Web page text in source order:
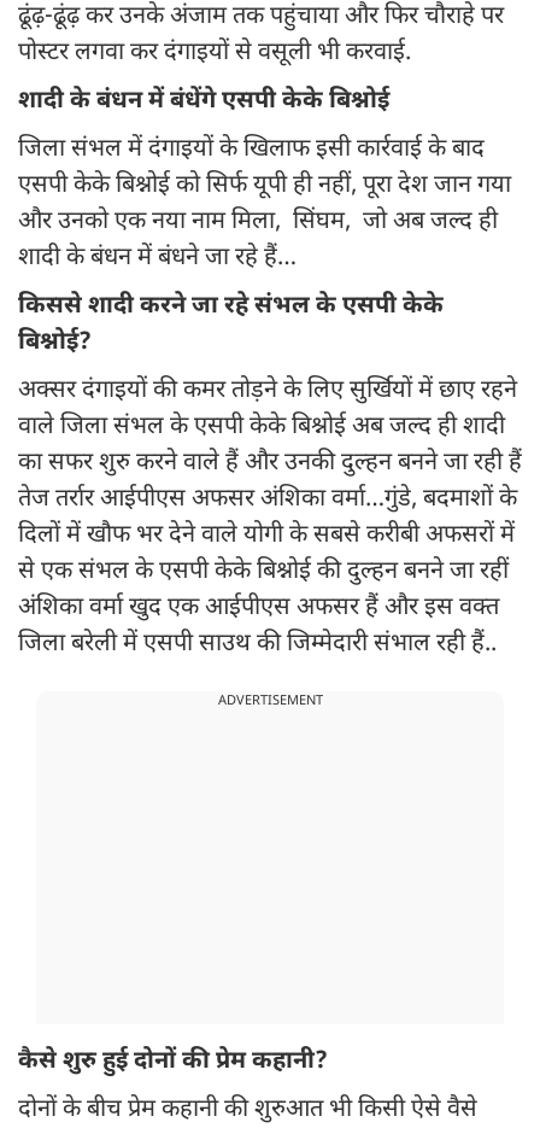
ढूंढ़-ढूंढ़ कर उनके अंजाम तक पहुंचाया और फिर चौराहे पर
पोस्टर लगवा कर दंगाइयों से वसूली भी करवाई.
शादी के बंधन में बंधेंगे एसपी केके बिश्नोई
जिला संभल में दंगाइयों के खिलाफ इसी कार्रवाई के बाद
एसपी केके बिश्नोई को सिर्फ यूपी ही नहीं, पूरा देश जान गया
और उनको एक नया नाम मिला, सिंघम, जो अब जल्द ही
शादी के बंधन में बंधने जा रहे हैं…
किससे शादी करने जा रहे संभल के एसपी केके
बिश्नोई?
अक्सर दंगाइयों की कमर तोड़ने के लिए सुर्खियों में छाए रहने
वाले जिला संभल के एसपी केके बिश्नोई अब जल्द ही शादी
का सफर शुरु करने वाले हैं और उनकी दुल्हन बनने जा रही हैं
तेज तर्रार आईपीएस अफसर अंशिका वर्मा…गुंडे, बदमाशों के
दिलों में खौफ भर देने वाले योगी के सबसे करीबी अफसरों में
से एक संभल के एसपी केके बिश्नोई की दुल्हन बनने जा रहीं
अंशिका वर्मा खुद एक आईपीएस अफसर हैं और इस वक्त
जिला बरेली में एसपी साउथ की जिम्मेदारी संभाल रही हैं..
ADVERTISEMENT
कैसे शुरु हुई दोनों की प्रेम कहानी?
दोनों के बीच प्रेम कहानी की शुरुआत भी किसी ऐसे वैसे